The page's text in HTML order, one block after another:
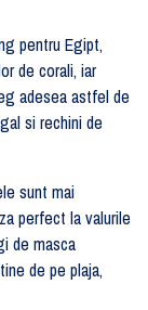
pentru Egipt,
de corali, iar
adesea astfel de
si rechini de
sunt mai
perfect la valurile
de masca
de pe plaja,